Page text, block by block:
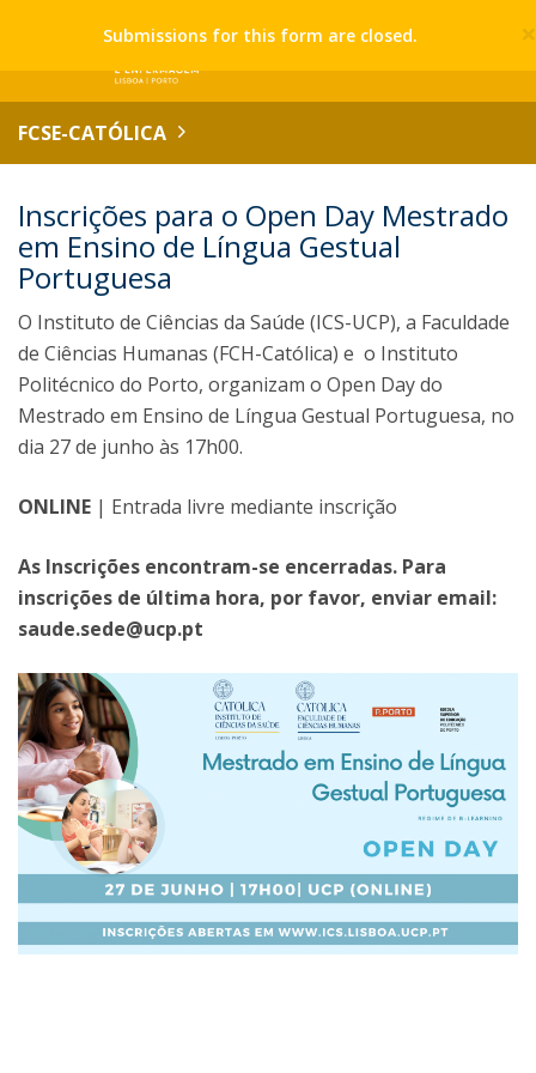
×
Submissions for this form are closed.
FCSE-CATÓLICA
Inscrições para o Open Day Mestrado
em Ensino de Língua Gestual
Portuguesa
O Instituto de Ciências da Saúde (ICS-UCP), a Faculdade
de Ciências Humanas (FCH-Católica) e o Instituto
Politécnico do Porto, organizam o Open Day do
Mestrado em Ensino de Língua Gestual Portuguesa, no
dia 27 de junho às 17h00.
ONLINE | Entrada livre mediante inscrição
As Inscrições encontram-se encerradas. Para
inscrições de última hora, por favor, enviar email:
saude.sede@ucp.pt